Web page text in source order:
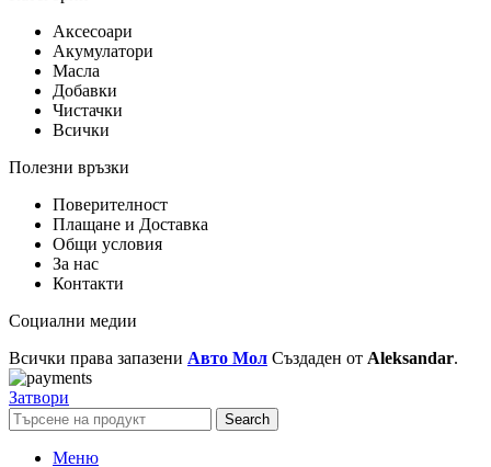
Аксесоари
Акумулатори
Масла
Добавки
Чистачки
Всички
Полезни връзки
Поверителност
Плащане и Доставка
Общи условия
За нас
Контакти
Социални медии
Всички права запазени Авто Мол Създаден от Aleksandar.
Затвори
Search
Меню